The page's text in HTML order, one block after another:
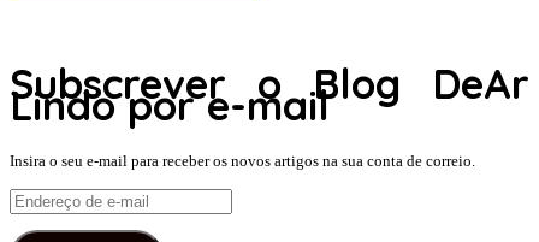
Subscrever o Blog DeAr
Lindo por e-mail
Insira o seu e-mail para receber os novos artigos na sua conta de correio.
Endereço
de